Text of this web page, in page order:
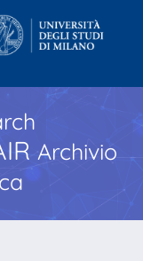
Archivio